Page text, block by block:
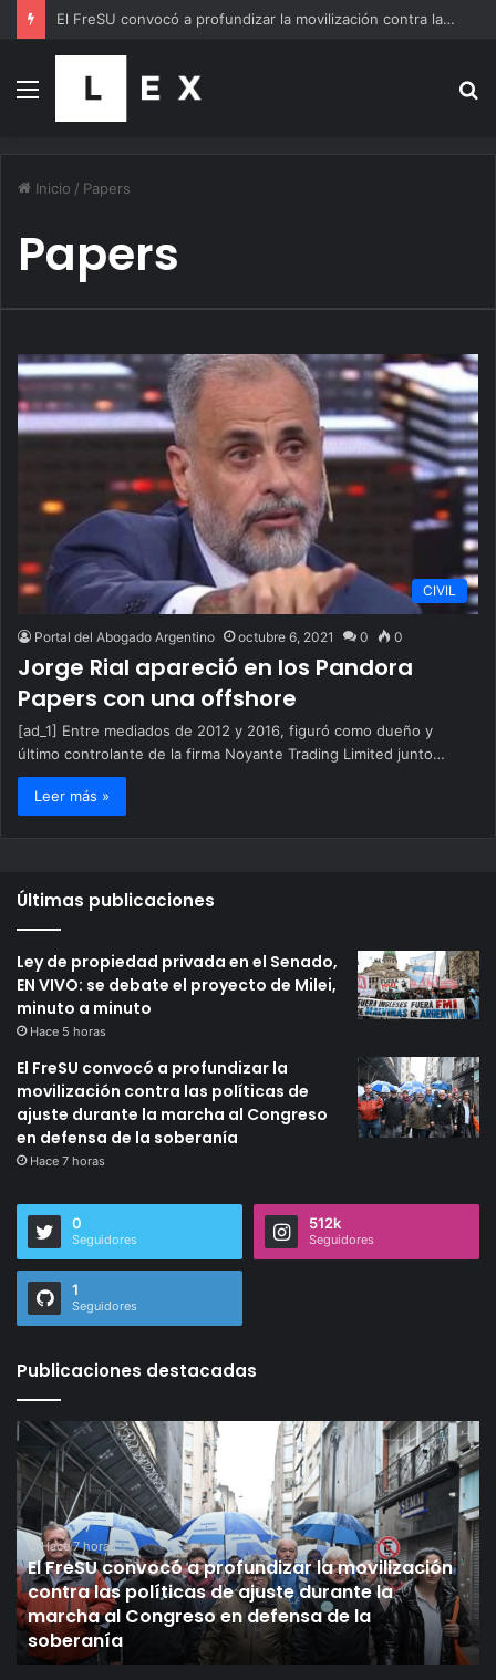
El FreSU convocó a profundizar la movilización contra las políticas de ajuste durante la marcha al Congreso en defensa de la soberanía
Menú
Inicio / Papers
Papers
CIVIL
Portal del Abogado Argentino octubre 6, 2021 0 0
Jorge Rial apareció en los Pandora
Papers con una offshore
[ad_1] Entre mediados de 2012 y 2016, figuró como dueño y
último controlante de la firma Noyante Trading Limited junto…
Leer más »
Últimas publicaciones
Ley de propiedad privada en el Senado,
EN VIVO: se debate el proyecto de Milei,
minuto a minuto
Hace 5 horas
El FreSU convocó a profundizar la
movilización contra las políticas de
ajuste durante la marcha al Congreso
en defensa de la soberanía
Hace 7 horas
0
Seguidores
512k
Seguidores
1
Seguidores
Publicaciones destacadas
a profundizar la movilización
de ajuste durante la
en defensa de la
Según
un
relevamiento
de
IDEA,
ocho
de
cada
10
empresarios
creen
Hace 9 horas
Según un
empresarios
en 2027